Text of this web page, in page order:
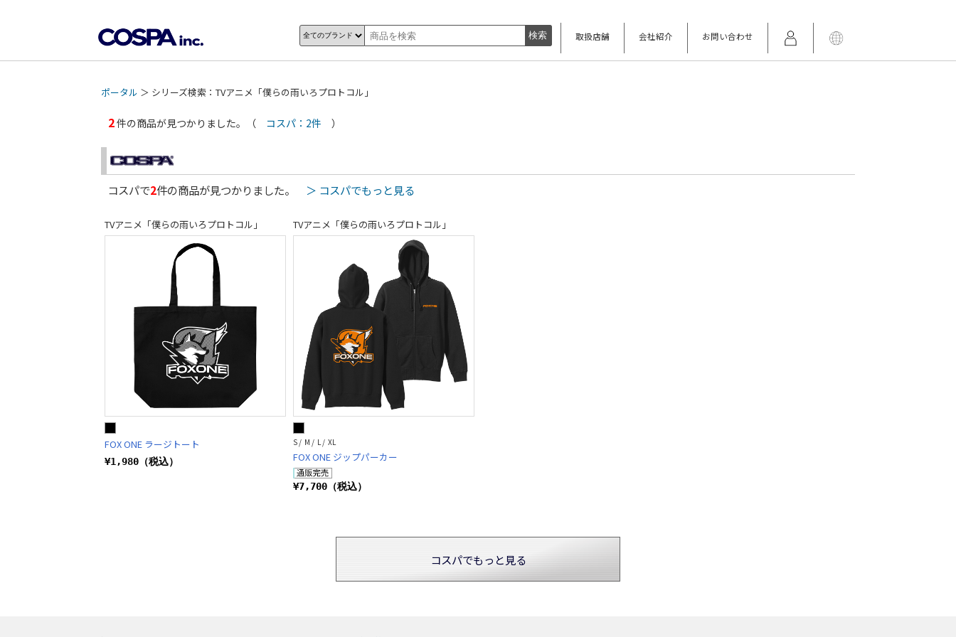
取扱店舗 会社紹介 お問い合わせ
ポータル ＞ シリーズ検索：TVアニメ「僕らの雨いろプロトコル」
2件の商品が見つかりました。（ コスパ：2件 ）
コスパで2件の商品が見つかりました。 ＞ コスパでもっと見る
TVアニメ「僕らの雨いろプロトコル」
FOX ONE ラージトート
¥1,980（税込）
TVアニメ「僕らの雨いろプロトコル」
S / M / L / XL
FOX ONE ジップパーカー
¥7,700（税込）
コスパでもっと見る